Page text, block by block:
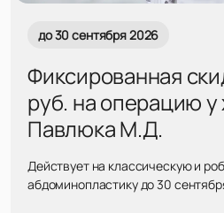
до 30 сентября 2026
Фиксированная
руб. на операцию у
Павлюка М.Д.
Действует на классическую и
абдоминопластику до 30